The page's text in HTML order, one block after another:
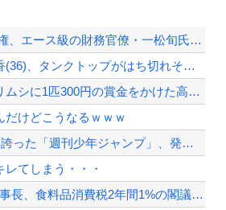
【速報】 高市政権、エース級の財務官僚・一松旬氏を左遷「彼は協力的でなかった」財...
【画像】井口裕香(36)、タンクトップがはち切れそうなくらいデカイｗｗｗｗｗｗｗ...
特定外来カミキリムシに1匹300円の賞金をかけた高崎市、初日に1170匹持ち込ま...
だけどこうなるｗｗｗ
かつて650万部を誇った「週刊少年ジャンプ」、発行部数が初の100万部割れ
てしまう・・・
（ ´_ゝ`）中道幹事長、食料品消費税2年間1%の閣議決定を批判 → 記者「中道...